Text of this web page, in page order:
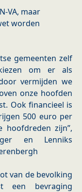
VA, maar
worden
gemeenten zelf
om er als
vermijden we
onze hoofden
Ook financieel is
500 euro per
zijn”,
en Lenniks
van de bevolking
een bevraging